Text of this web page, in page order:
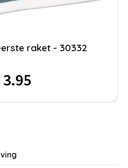
raket - 30332
3.95